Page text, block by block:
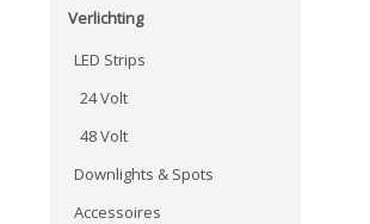
Verlichting
LED Strips
24 Volt
48 Volt
Downlights & Spots
Accessoires